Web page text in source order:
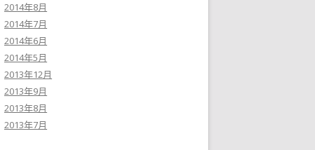
2014年8月
2014年7月
2014年6月
2014年5月
2013年12月
2013年9月
2013年8月
2013年7月